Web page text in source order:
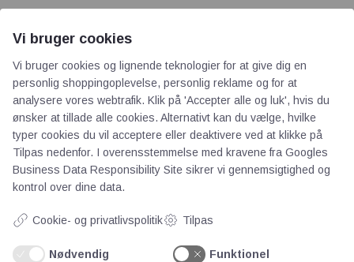
AOT
Om os
Priser
Kontakt
Videncentre
Vi bruger cookies
Vi bruger cookies og lignende teknologier for at give dig en
personlig shoppingoplevelse, personlig reklame og for at
analysere vores webtrafik. Klik på 'Accepter alle og luk', hvis du
ønsker at tillade alle cookies. Alternativt kan du vælge, hvilke
typer cookies du vil acceptere eller deaktivere ved at klikke på
Tilpas nedenfor. I overensstemmelse med kravene fra Googles
Business Data Responsibility Site sikrer vi gennemsigtighed og
kontrol over dine data.
Cookie- og privatlivspolitik Tilpas
Nødvendig
Funktionel